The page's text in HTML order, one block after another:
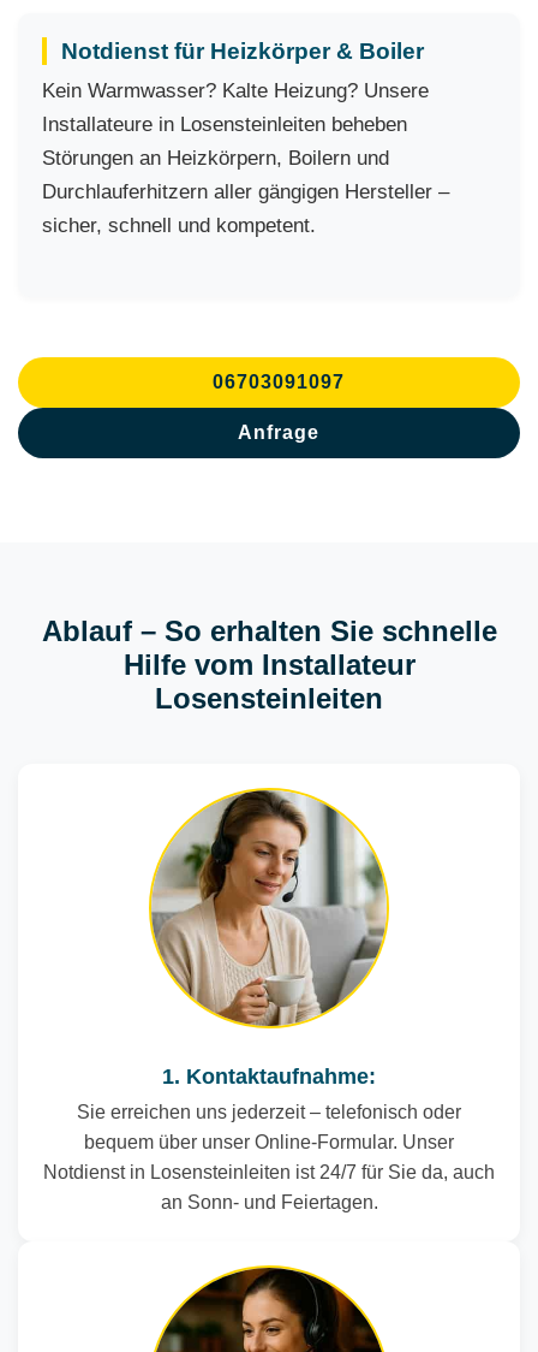
Notdienst für Heizkörper & Boiler
Kein Warmwasser? Kalte Heizung? Unsere
Installateure in Losensteinleiten beheben
Störungen an Heizkörpern, Boilern und
Durchlauferhitzern aller gängigen Hersteller –
sicher, schnell und kompetent.
06703091097
Anfrage
Ablauf – So erhalten Sie schnelle
Hilfe vom Installateur
Losensteinleiten
1. Kontaktaufnahme:
Sie erreichen uns jederzeit – telefonisch oder
bequem über unser Online-Formular. Unser
Notdienst in Losensteinleiten ist 24/7 für Sie da, auch
an Sonn- und Feiertagen.